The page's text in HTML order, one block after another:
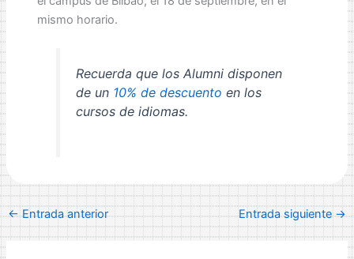
mismo horario.
Recuerda que los Alumni disponen
de un 10% de descuento en los
cursos de idiomas.
←Entrada anterior Entrada siguiente→